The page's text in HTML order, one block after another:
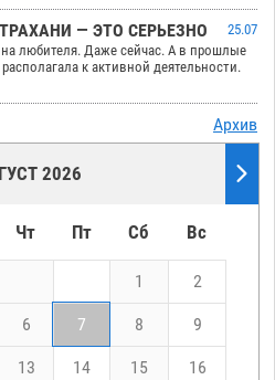
— ЭТО СЕРЬЕЗНО
25.07
любителя. Даже сейчас. А в прошлые
к активной деятельности.
Архив
2026
Чт Пт Сб Вс
1 2
6 7 8 9
13 14 15 16